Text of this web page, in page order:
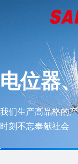
电位器
我们生产高品格的
时刻不忘奉献社会
SANNI-
向客户学习
迅速做出反应
品质与
高品质产品
有利价值来保证客户
电位器
我们生产高品格的
时刻不忘奉献社会
SANNI-
向客户学习
迅速做出反应